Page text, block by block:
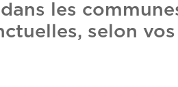
les
selon vos